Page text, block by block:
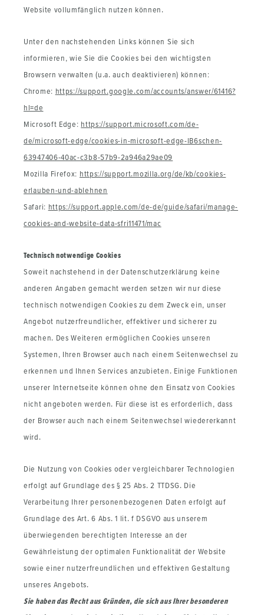
Website vollumfänglich nutzen können.
Unter den nachstehenden Links können Sie sich
informieren, wie Sie die Cookies bei den wichtigsten
Browsern verwalten (u.a. auch deaktivieren) können:
Chrome: https://support.google.com/accounts/answer/61416?
hl=de
Microsoft Edge: https://support.microsoft.com/de-
de/microsoft-edge/cookies-in-microsoft-edge-lB6schen-
63947406-40ac-c3b8-57b9-2a946a29ae09
Mozilla Firefox: https://support.mozilla.org/de/kb/cookies-
erlauben-und-ablehnen
Safari: https://support.apple.com/de-de/guide/safari/manage-
cookies-and-website-data-sfri11471/mac
Technisch notwendige Cookies
Soweit nachstehend in der Datenschutzerklärung keine
anderen Angaben gemacht werden setzen wir nur diese
technisch notwendigen Cookies zu dem Zweck ein, unser
Angebot nutzerfreundlicher, effektiver und sicherer zu
machen. Des Weiteren ermöglichen Cookies unseren
Systemen, Ihren Browser auch nach einem Seitenwechsel zu
erkennen und Ihnen Services anzubieten. Einige Funktionen
unserer Internetseite können ohne den Einsatz von Cookies
nicht angeboten werden. Für diese ist es erforderlich, dass
der Browser auch nach einem Seitenwechsel wiedererkannt
wird.
Die Nutzung von Cookies oder vergleichbarer Technologien
erfolgt auf Grundlage des § 25 Abs. 2 TTDSG. Die
Verarbeitung Ihrer personenbezogenen Daten erfolgt auf
Grundlage des Art. 6 Abs. 1 lit. f DSGVO aus unserem
überwiegenden berechtigten Interesse an der
Gewährleistung der optimalen Funktionalität der Website
sowie einer nutzerfreundlichen und effektiven Gestaltung
unseres Angebots.
Sie haben das Recht aus Gründen, die sich aus Ihrer besonderen